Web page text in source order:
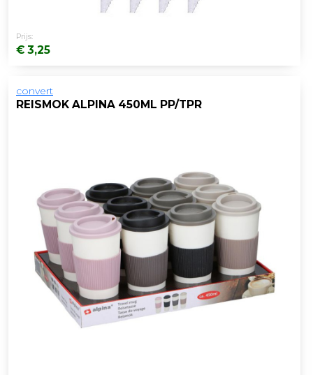
Prijs:
€ 3,25
convert
REISMOK ALPINA 450ML PP/TPR